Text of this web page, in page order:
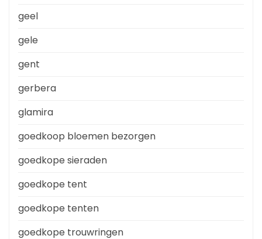
geel
gele
gent
gerbera
glamira
goedkoop bloemen bezorgen
goedkope sieraden
goedkope tent
goedkope tenten
goedkope trouwringen